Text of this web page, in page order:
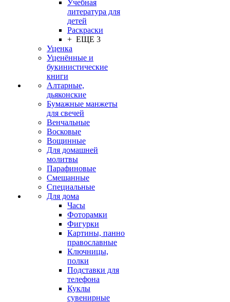
Учебная
литература для
детей
Раскраски
+ ЕЩЕ 3
Уценка
Уценённые и
букинистические
книги
Алтарные,
дьяконские
Бумажные манжеты
для свечей
Венчальные
Восковые
Вощинные
Для домашней
молитвы
Парафиновые
Смешанные
Специальные
Для дома
Часы
Фоторамки
Фигурки
Картины, панно
православные
Ключницы,
полки
Подставки для
телефона
Куклы
сувенирные